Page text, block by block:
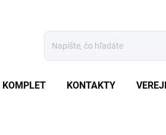
KOMPLET KONTAKTY